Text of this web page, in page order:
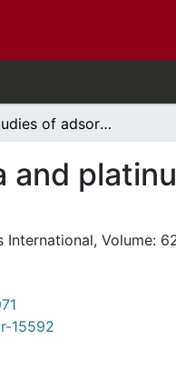
Infrared studies of adsorption on silica and platinum.
and
Volume:
15592